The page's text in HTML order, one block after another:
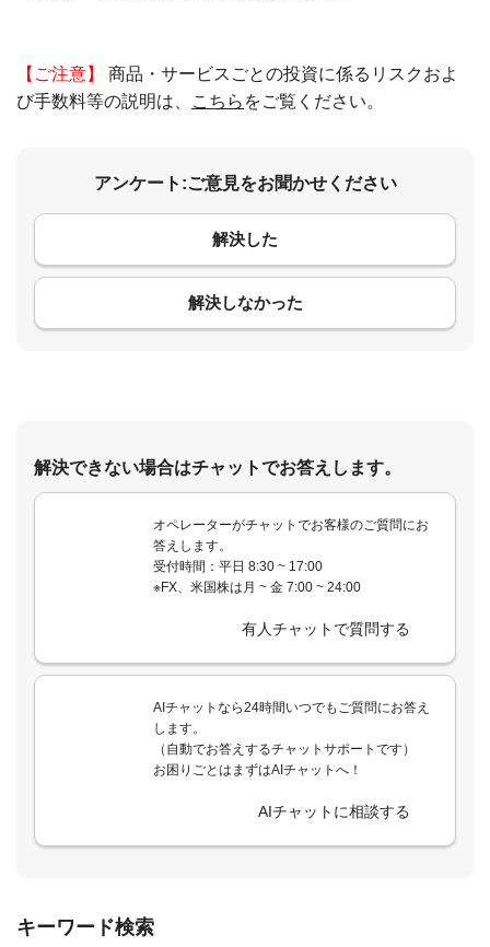
【ご注意】
商品・サービスごとの投資に係るリスクおよ
び手数料等の説明は、
こちら をご覧ください。
アンケート:ご意見をお聞かせください
解決した
解決しなかった
コメント
解決できない場合はチャットでお答えします。
オペレーターがチャットでお客様のご質問にお
答えします。
受付時間：平日 8:30 ~ 17:00
※FX、米国株は月 ~ 金 7:00 ~ 24:00
有人チャットで質問する
AIチャットなら24時間いつでもご質問にお答え
します。
（自動でお答えするチャットサポートです）
お困りごとはまずはAIチャットへ！
AIチャットに相談する
キーワード検索